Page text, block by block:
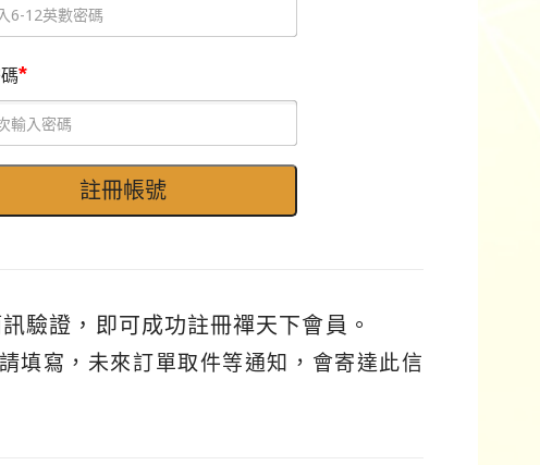
*
驗證，即可成功註冊禪天下會員。
填寫，未來訂單取件等通知，會寄達此信